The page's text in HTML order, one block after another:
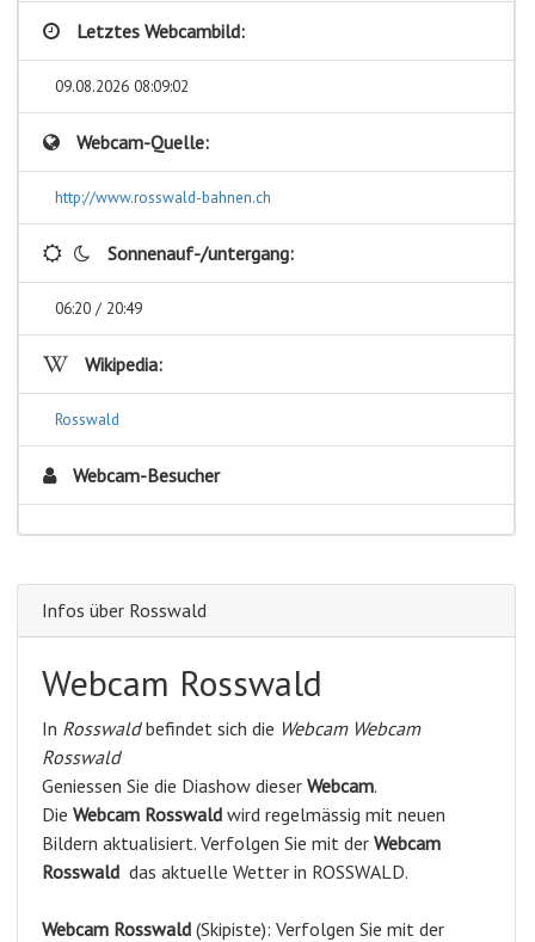
Letztes Webcambild:
09.08.2026 08:09:02
Webcam-Quelle:
http://www.rosswald-bahnen.ch
Sonnenauf-/untergang:
06:20 / 20:49
Wikipedia:
Rosswald
Webcam-Besucher
Infos über Rosswald
Webcam Rosswald
In Rosswaldbefindet sich die Webcam Webcam
Rosswald
Geniessen Sie die Diashow dieser Webcam.
Die Webcam Rosswald wird regelmässig mit neuen
Bildern aktualisiert. Verfolgen Sie mit der Webcam
Rosswald das aktuelle Wetter in ROSSWALD.
Webcam Rosswald (Skipiste): Verfolgen Sie mit der